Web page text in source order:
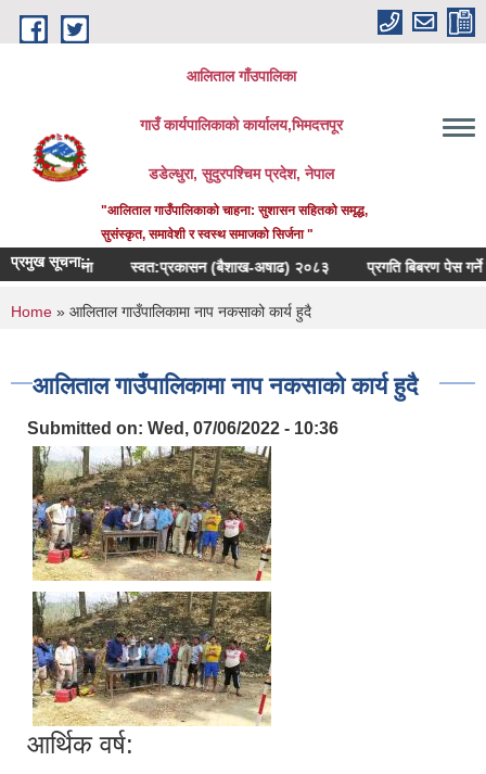
Skip to main content
आलिताल गाँउपालिका
गाउँ कार्यपालिकाको कार्यालय,भिमदत्तपूर
डडेल्धुरा, सुदुरपश्चिम प्रदेश, नेपाल
"आलिताल गाउँपालिकाको चाहना: सुशासन सहितको समृद्ध,
सुसंस्कृत, समावेशी र स्वस्थ समाजको सिर्जना "
प्रमुख सूचना::
सूचना स्वत:प्रकासन (बैशाख-अषाढ) २०८३ प्रगति बिबरण पेस गर्ने
You are here
Home » आलिताल गाउँपालिकामा नाप नकसाको कार्य हुदै
आलिताल गाउँपालिकामा नाप नकसाको कार्य हुदै
Submitted on: Wed, 07/06/2022 - 10:36
आर्थिक वर्ष: